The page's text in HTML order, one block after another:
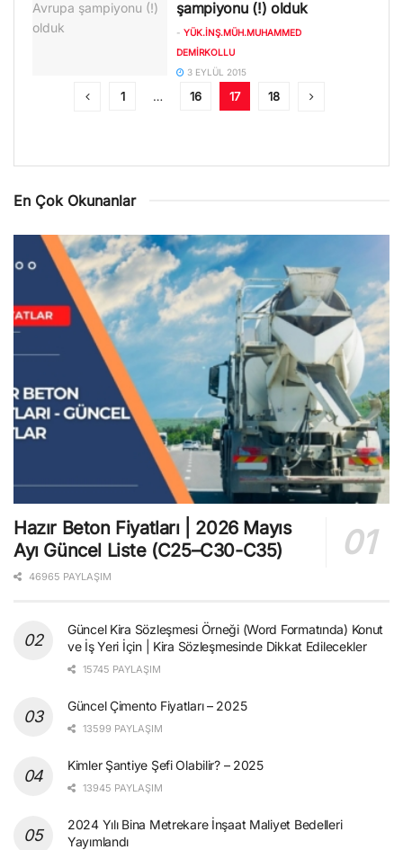
şampiyonu (!) olduk
- YÜK.İNŞ.MÜH.MUHAMMED
DEMIRKOLLU
3 EYLÜL 2015
1 … 16 17 18
En Çok Okunanlar
Hazır Beton Fiyatları | 2026 Mayıs
Ayı Güncel Liste (C25–C30-C35)
46965 PAYLAŞIM
Güncel Kira Sözleşmesi Örneği (Word Formatında) Konut
ve İş Yeri İçin | Kira Sözleşmesinde Dikkat Edilecekler
15745 PAYLAŞIM
Güncel Çimento Fiyatları – 2025
13599 PAYLAŞIM
Kimler Şantiye Şefi Olabilir? – 2025
13945 PAYLAŞIM
2024 Yılı Bina Metrekare İnşaat Maliyet Bedelleri
Yayımlandı